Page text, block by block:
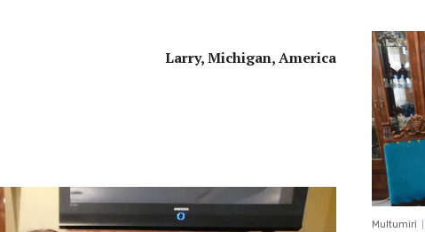
Michigan, America
Multumiri